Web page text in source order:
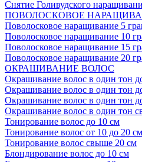
Снятие Голивудского
ПОВОЛОСКОВОЕ
Поволосковое наращивание 5
Поволосковое наращивание 10
Поволосковое наращивание 15
Поволосковое наращивание 20
ОКРАШИВАНИЕ ВОЛОС
Окрашивание волос в один тон
Окрашивание волос в один тон
Окрашивание волос в один тон
Окрашивание волос в один тон
Тонирование волос до 10 см
Тонирование волос от 10 до 20 см
Тонирование волос свыше 20 см
Блондирование волос до 10 см